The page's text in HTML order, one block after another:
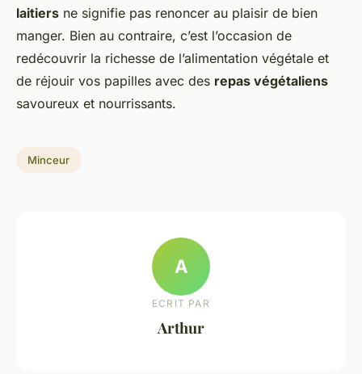
laitiers ne signifie pas renoncer au plaisir de bien
manger. Bien au contraire, c’est l’occasion de
redécouvrir la richesse de l’alimentation végétale et
de réjouir vos papilles avec des repas végétaliens
savoureux et nourrissants.
Minceur
A
ECRIT PAR
Arthur